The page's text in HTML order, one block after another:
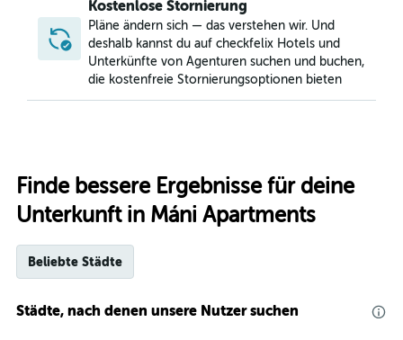
Kostenlose Stornierung
Pläne ändern sich — das verstehen wir. Und
deshalb kannst du auf checkfelix Hotels und
Unterkünfte von Agenturen suchen und buchen,
die kostenfreie Stornierungsoptionen bieten
Finde bessere Ergebnisse für deine
Unterkunft in Máni Apartments
Beliebte Städte
Städte, nach denen unsere Nutzer suchen